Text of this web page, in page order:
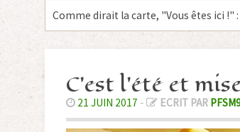
Comme dirait la carte, "Vous êtes ici !" :
C’est l’été et
21 JUIN 2017 - ECRIT PAR